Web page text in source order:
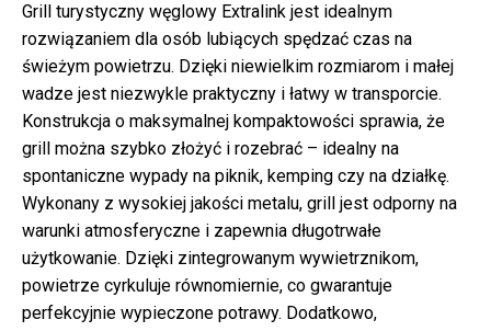
Grill turystyczny węglowy Extralink jest idealnym
rozwiązaniem dla osób lubiących spędzać czas na
świeżym powietrzu. Dzięki niewielkim rozmiarom i małej
wadze jest niezwykle praktyczny i łatwy w transporcie.
Konstrukcja o maksymalnej kompaktowości sprawia, że
grill można szybko złożyć i rozebrać – idealny na
spontaniczne wypady na piknik, kemping czy na działkę.
Wykonany z wysokiej jakości metalu, grill jest odporny na
warunki atmosferyczne i zapewnia długotrwałe
użytkowanie. Dzięki zintegrowanym wywietrznikom,
powietrze cyrkuluje równomiernie, co gwarantuje
perfekcyjnie wypieczone potrawy. Dodatkowo,